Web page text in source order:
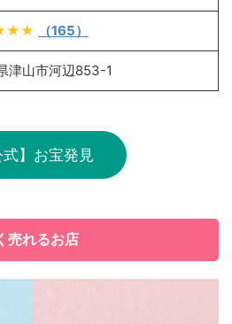
（165）
津山市河辺853-1
式】お宝発見
売れるお店